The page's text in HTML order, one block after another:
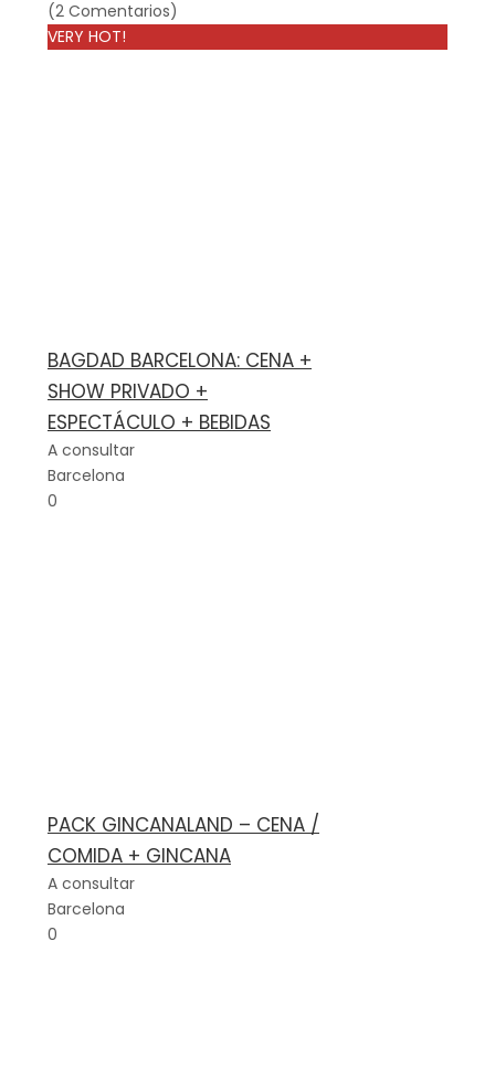
(2 Comentarios)
VERY HOT!
BAGDAD BARCELONA: CENA +
SHOW PRIVADO +
ESPECTÁCULO + BEBIDAS
A consultar
Barcelona
0
PACK GINCANALAND – CENA /
COMIDA + GINCANA
A consultar
Barcelona
0